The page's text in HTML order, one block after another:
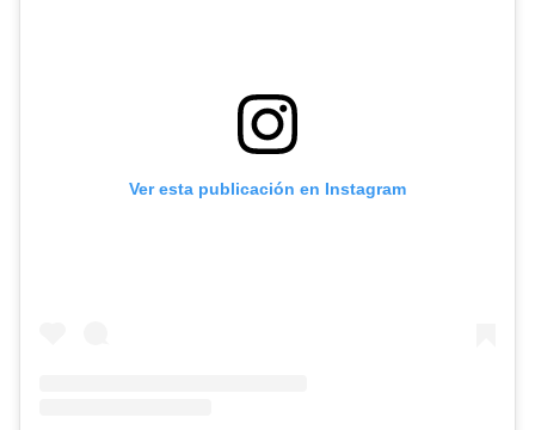
Ver esta publicación en Instagram